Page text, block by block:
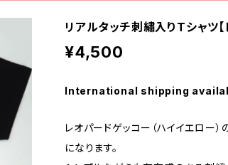
リアルタッチ刺繡入りTシャツ【
¥4,500
International shipping
レオパードゲッコー（ハイイエロー
になります。